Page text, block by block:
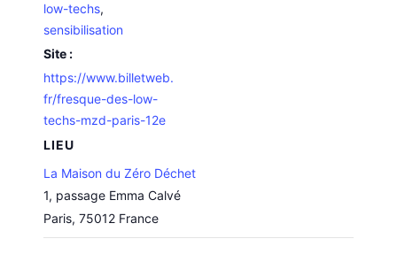
low-techs,
sensibilisation
Site :
https://www.billetweb.
fr/fresque-des-low-
techs-mzd-paris-12e
LIEU
La Maison du Zéro Déchet
1, passage Emma Calvé
Paris, 75012 France